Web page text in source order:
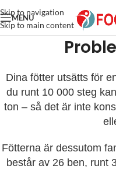
Skip to navigation
Skip to main content
MENU
Dina fötter utsätts för
du runt 10 000 steg
ton – så det är inte
Fötterna är dessutom
består av 26 ben, runt